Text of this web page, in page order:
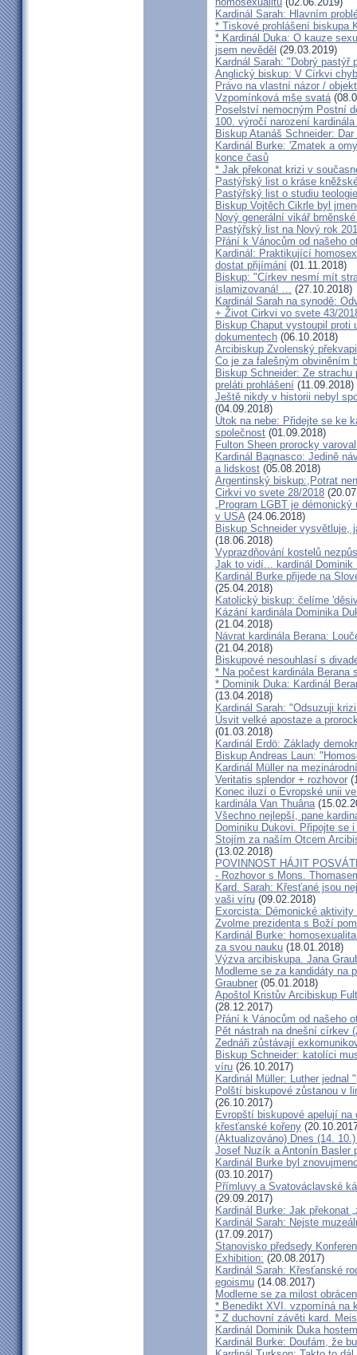
Kardinál Sarah: Hlavním
* Tiskové prohlášení biskupa
* Kardinál Duka: O kauze
jsem nevěděl (29.03.2019)
Kardnál Sarah: "Dobrý
Anglický biskup: V Církvi
Právo na vlastní názor /
Vzpomínková mše svatá
Poselství nemocným Postní
100. výročí narození
Biskup Atanáš Schneider:
Kardinál Burke: 'Zmatek a
konce časů
* Jak překonat krizi v
Pastýřský list o kráse
Pastýřský list o studiu teologie
Biskup Vojtěch Cikrle byl
Nový generální vikář
Pastýřský list na Nový rok
Přání k Vánocům od našeho
Kardinál: Praktikující
dostat přijímání (01.11.2018)
Biskup: "Církev nesmí mít
islamizovaná! ... (27.10.2018)
Kardinál Sarah na synodě:
+ Život Cirkvi vo svete 43/
Biskup Chaput vystoupil
dokumentech (06.10.2018)
Arcibiskup Zvolenský
Co je za falešným obviněním
Biskup Schneider: Ze
preláti prohlášení (11.09.2018)
Ještě nikdy v historii nebyl
(04.09.2018)
Útok na nebe: Přidejte se ke
společnost (01.09.2018)
Fulton Sheen prorocky
Kardinál Bagnasco: Jedině
a lidskost (05.08.2018)
Argentinský biskup:,Potrat
Cirkvi vo svete 28/2018
„Program LGBT je
v USA(24.06.2018)
Biskup Schneider vysvětluje,
(18.06.2018)
Vyprazdňování kostelů
Jak to vidí... kardinál Dominik
Kardinál Burke přijede na
(25.04.2018)
Katolický biskup: čelíme
Kázání kardinála Dominika
(21.04.2018)
Návrat kardinála Berana:
(21.04.2018)
Biskupové nesouhlasí s
* Na počest kardinála
* Dominik Duka: Kardinál
(13.04.2018)
Kardinál Sarah: "Odsuzuji
Úsvit velké apostaze a
(01.03.2018)
Kardinál Erdö: Základy
Biskup Andreas Laun:
Kardinál Müller na
Veritatis splendor + rozhovor
Konec iluzí o Evropské unii
kardinála Van Thuâna
Všechno nejlepší, pane
Dominiku Dukovi. Připojte se
Stojím za naším Otcem
(13.02.2018)
POVINNOST HÁJIT
- Rozhovor s Mons.
Kard. Sarah: Křesťané jsou
vaši víru (09.02.2018)
Exorcista: Démonické
Zvolme prezidenta s Boží
Kardinál Burke:
za svou nauku (18.01.2018)
Výzva arcibiskupa. Jana
Modleme se za kandidáty na
Graubner (05.01.2018)
Apoštol Kristův Arcibiskup
(28.12.2017)
Přání k Vánocům od našeho
Pět nástrah na dnešní církev
Zednáři zůstávají
Biskup Schneider: katolíci
víru (26.10.2017)
Kardinál Müller: Luther jednal
Polští biskupové zůstanou v
(26.10.2017)
Evropští biskupové apelují
křesťanské kořeny
(Aktualizováno) Dnes (14.
Josef Nuzík a Antonín Basler
Kardinál Burke byl
(03.10.2017)
Přímluvy a Svatováclavské
(29.09.2017)
Kardinál Burke: Jak překonat
Kardinál Sarah: Nejste
(17.09.2017)
Stanovisko předsedy
Exhibition: (20.08.2017)
Kardinál Sarah: Křesťanské
egoismu (14.08.2017)
Modleme se za milost
* Benedikt XVI. vzpomíná na
* Z duchovní závěti kard.
Kardinál Dominik Duka
Kardinál Burke: Doufám, že